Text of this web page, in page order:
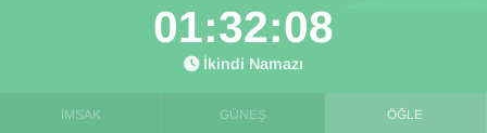
01:32:08
İkindi Namazı
İMSAK GÜNEŞ ÖĞLE